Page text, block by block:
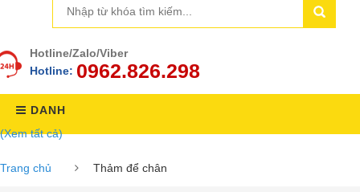
Hotline/Zalo/Viber
Hotline: 0962.826.298
DANH
(Xem tất cả)
Trang chủ Thảm để chân